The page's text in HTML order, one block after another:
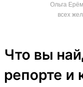
Ольга
всех
Что вы
репорте и